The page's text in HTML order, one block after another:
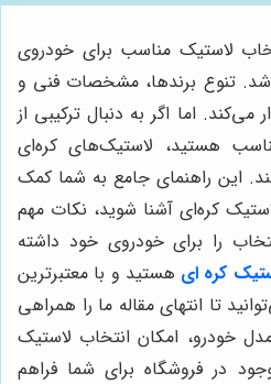
لاستیک مناسب برای خودروی
تنوع برندها، مشخصات فنی و
اما اگر به دنبال ترکیبی از
هستید، لاستیک‌های کره‌ای
این راهنمای جامع به شما کمک
کره‌ای آشنا شوید، نکات مهم
را برای خودروی خود داشته
کره ای هستید و با معتبرترین
تا انتهای مقاله ما را همراهی
خودرو، امکان انتخاب لاستیک
در فروشگاه برای شما فراهم